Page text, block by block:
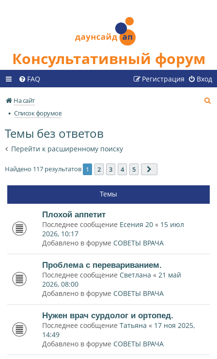
Консультативный форум
FAQ Вход
Регистрация
На сайт
Список форумов
Темы без ответов
Перейти к расширенному поиску
Найдено 117 результатов 1 2 3 4 5
Темы
Плохой аппетит
Последнее сообщение Есения 20 « 15 июл
2026, 10:17
Добавлено в форуме СОВЕТЫ ВРАЧА
Проблема с перевариванием.
Последнее сообщение Светлана « 21 май
2026, 08:00
Добавлено в форуме СОВЕТЫ ВРАЧА
Нужен врач сурдолог и ортопед.
Последнее сообщение Татьяна « 17 ноя 2025,
14:49
Добавлено в форуме СОВЕТЫ ВРАЧА